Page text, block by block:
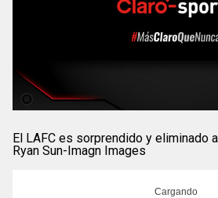
El LAFC es sorprendido y eliminado
Ryan Sun-Imagn Images
Cargando